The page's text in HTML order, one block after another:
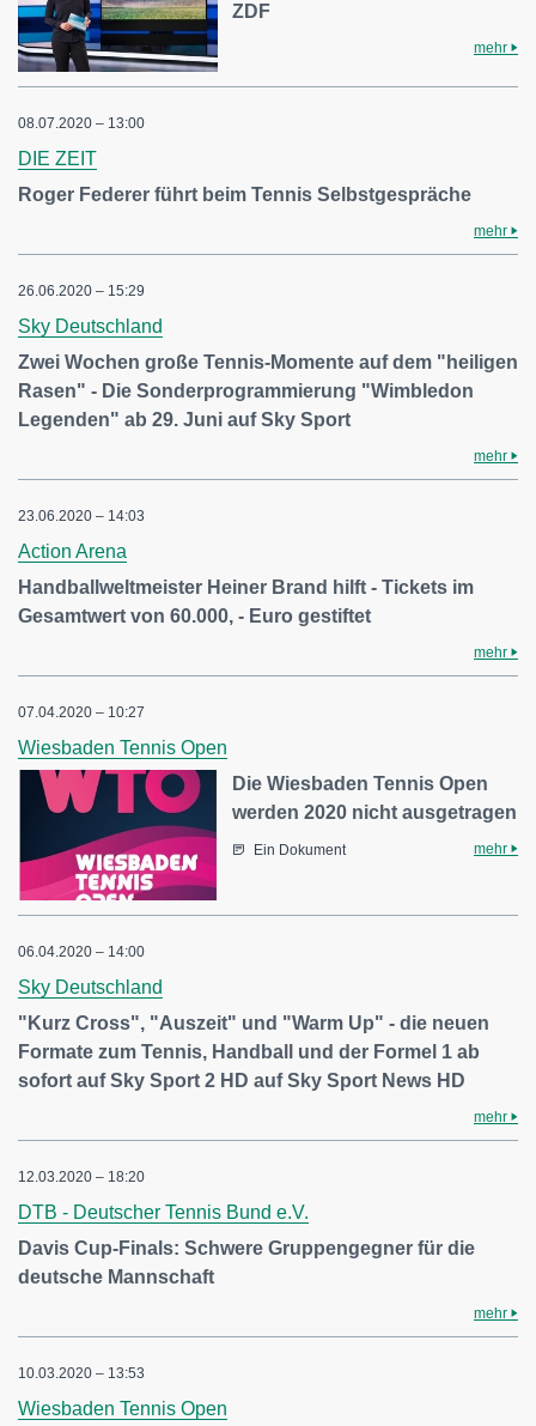
ZDF
mehr
08.07.2020 – 13:00
DIE ZEIT
Roger Federer führt beim Tennis Selbstgespräche
mehr
26.06.2020 – 15:29
Sky Deutschland
Zwei Wochen große Tennis-Momente auf dem "heiligen
Rasen" - Die Sonderprogrammierung "Wimbledon
Legenden" ab 29. Juni auf Sky Sport
mehr
23.06.2020 – 14:03
Action Arena
Handballweltmeister Heiner Brand hilft - Tickets im
Gesamtwert von 60.000, - Euro gestiftet
mehr
07.04.2020 – 10:27
Wiesbaden Tennis Open
Die Wiesbaden Tennis Open
werden 2020 nicht ausgetragen
Ein Dokument mehr
06.04.2020 – 14:00
Sky Deutschland
"Kurz Cross", "Auszeit" und "Warm Up" - die neuen
Formate zum Tennis, Handball und der Formel 1 ab
sofort auf Sky Sport 2 HD auf Sky Sport News HD
mehr
12.03.2020 – 18:20
DTB - Deutscher Tennis Bund e.V.
Davis Cup-Finals: Schwere Gruppengegner für die
deutsche Mannschaft
mehr
10.03.2020 – 13:53
Wiesbaden Tennis Open